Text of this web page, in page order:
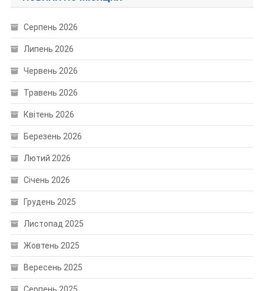
Серпень 2026
Липень 2026
Червень 2026
Травень 2026
Квітень 2026
Березень 2026
Лютий 2026
Січень 2026
Грудень 2025
Листопад 2025
Жовтень 2025
Вересень 2025